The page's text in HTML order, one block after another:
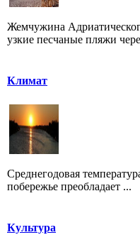
Жемчужина
узкие песчаные пляжи
Климат
Среднегодовая
побережье преобладает ...
Культура